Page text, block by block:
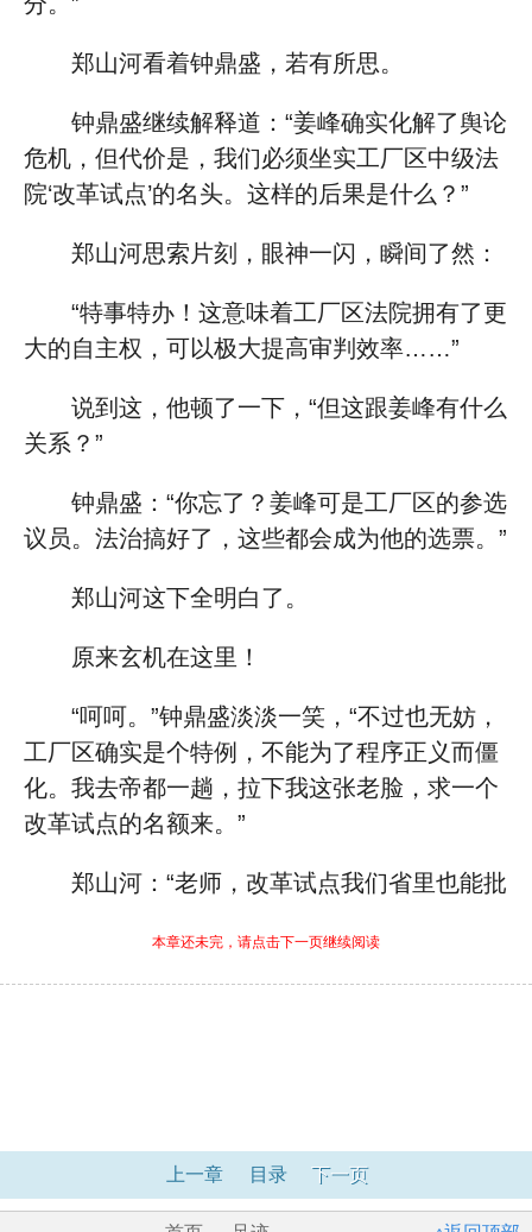
郑山河看着钟鼎盛，若有所思。
钟鼎盛继续解释道：“姜峰确实化解了舆论
危机，但代价是，我们必须坐实工厂区中级法
院‘改革试点’的名头。这样的后果是什么？”
郑山河思索片刻，眼神一闪，瞬间了然：
“特事特办！这意味着工厂区法院拥有了更
大的自主权，可以极大提高审判效率……”
说到这，他顿了一下，“但这跟姜峰有什么
关系？”
钟鼎盛：“你忘了？姜峰可是工厂区的参选
议员。法治搞好了，这些都会成为他的选票。”
郑山河这下全明白了。
原来玄机在这里！
“呵呵。”钟鼎盛淡淡一笑，“不过也无妨，
工厂区确实是个特例，不能为了程序正义而僵
化。我去帝都一趟，拉下我这张老脸，求一个
改革试点的名额来。”
郑山河：“老师，改革试点我们省里也能批
本章还未完，请点击下一页继续阅读
上一章 目录 下一页